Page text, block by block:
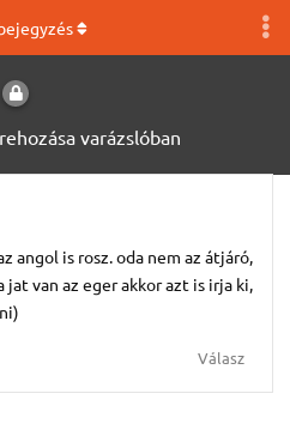
varázslóban
angol is rosz. oda nem az átjáró,
jat van az eger akkor azt is irja ki,
Válasz